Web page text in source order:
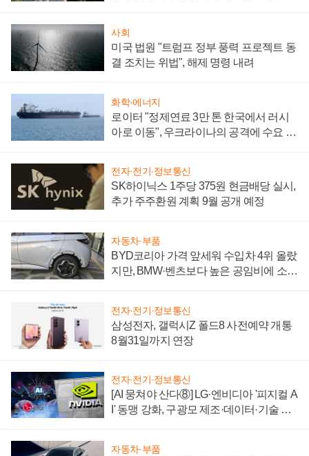
사회
미국 법원 "트럼프 정부 풍력 프로젝트 동
결 조치는 위법", 해제 명령 내려
화학·에너지
로이터 "정제연료 3만 톤 한국에서 러시
아로 이동", 우크라이나의 공격에 수요 늘
전자·전기·정보통신
SK하이닉스 1주당 375원 현금배당 실시,
추가 주주환원 계획 9월 공개 예정
자동차·부품
BYD코리아 가격 앞세워 수입차 4위 올랐
지만, BMW·벤츠보다 높은 공임비에 소비
전자·전기·정보통신
삼성전자, 갤럭시Z 폴드8 사전예약 개통
8월31일까지 연장
전자·전기·정보통신
[AI 뭉쳐야 산다⑧] LG·엔비디아 '피지컬 A
I' 동맹 강화, 구광모 제조·데이터·기술 결
자동차·부품